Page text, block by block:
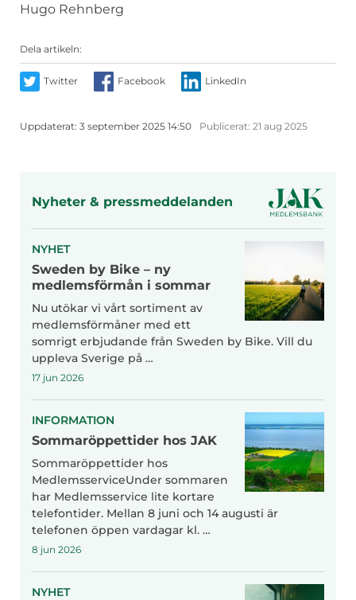
Hugo Rehnberg
Dela artikeln:
Twitter Facebook LinkedIn
Uppdaterat: 3 september 2025 14:50 Publicerat: 21 aug 2025
Nyheter & pressmeddelanden
NYHET
Sweden by Bike – ny
medlemsförmån i sommar
Nu utökar vi vårt sortiment av
medlemsförmåner med ett
somrigt erbjudande från Sweden by Bike. Vill du
uppleva Sverige på …
17 jun 2026
INFORMATION
Sommaröppettider hos JAK
Sommaröppettider hos
MedlemsserviceUnder sommaren
har Medlemsservice lite kortare
telefontider. Mellan 8 juni och 14 augusti är
telefonen öppen vardagar kl. …
8 jun 2026
NYHET